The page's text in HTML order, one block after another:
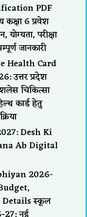
PDF
कक्षा 6 प्रवेश
परीक्षा
जानकारी
Health Card
उत्तर प्रदेश
चिकित्सा
कार्ड हेतु
Desh Ki
Ab Digital
2026-
स्कूल